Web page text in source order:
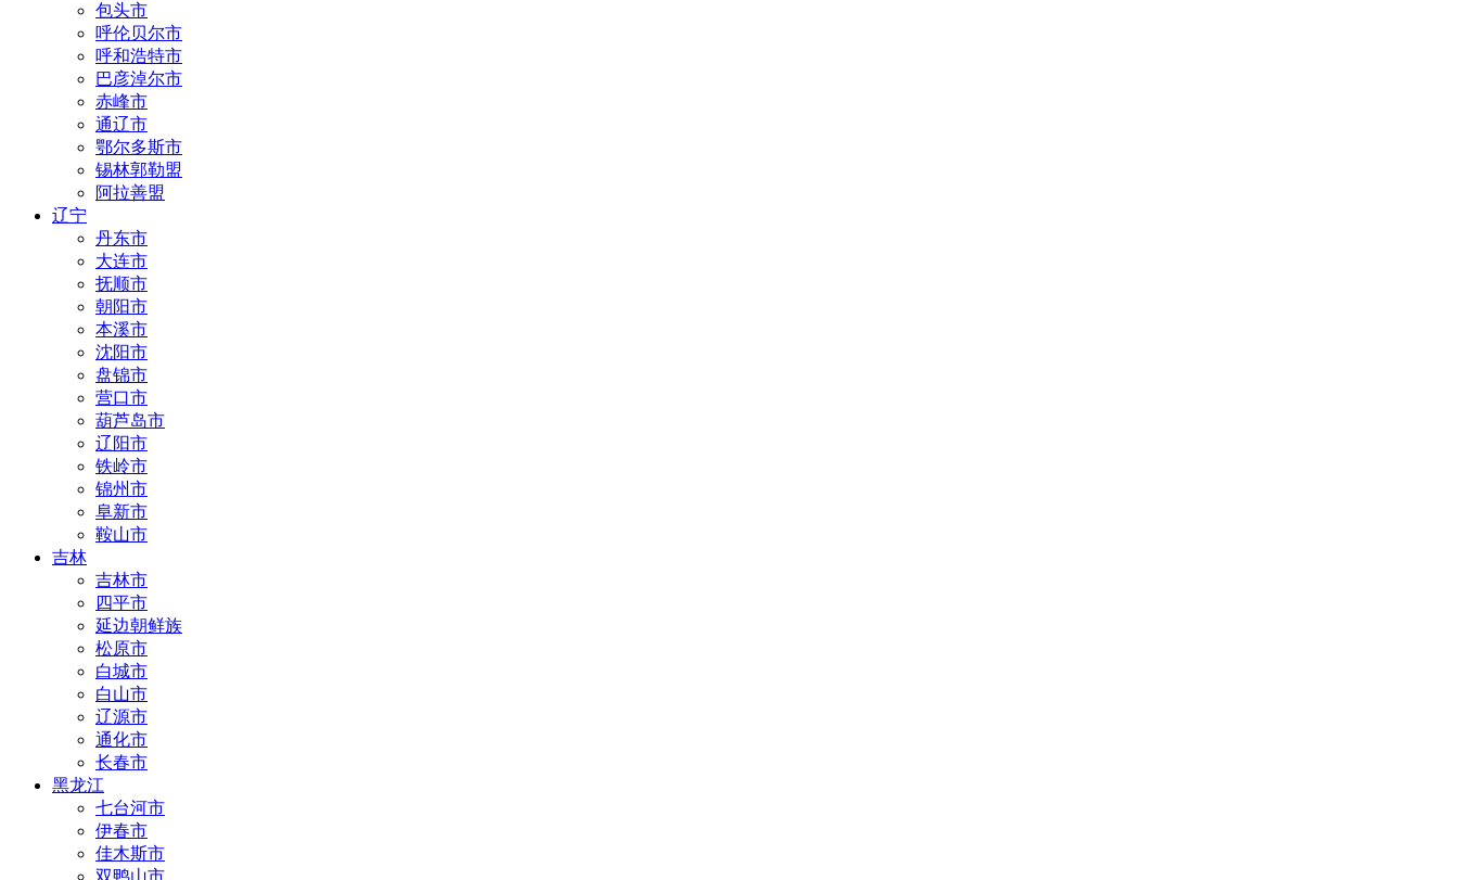
包头市
呼伦贝尔市
呼和浩特市
巴彦淖尔市
赤峰市
通辽市
鄂尔多斯市
锡林郭勒盟
阿拉善盟
辽宁
丹东市
大连市
抚顺市
朝阳市
本溪市
沈阳市
盘锦市
营口市
葫芦岛市
辽阳市
铁岭市
锦州市
阜新市
鞍山市
吉林
吉林市
四平市
延边朝鲜族
松原市
白城市
白山市
辽源市
通化市
长春市
黑龙江
七台河市
伊春市
佳木斯市
双鸭山市